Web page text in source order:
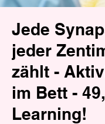
Jede
jeder
zählt -
im Bett -
Learning!